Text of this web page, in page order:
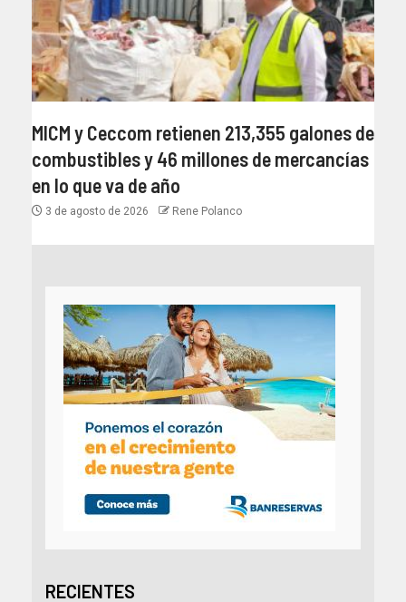
MICM y Ceccom retienen 213,355 galones de
combustibles y 46 millones de mercancías
en lo que va de año
3 de agosto de 2026 Rene Polanco
RECIENTES